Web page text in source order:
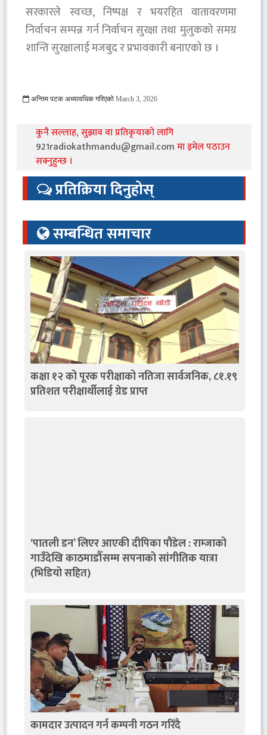
सरकारले स्वच्छ, निष्पक्ष र भयरहित वातावरणमा
निर्वाचन सम्पन्न गर्न निर्वाचन सुरक्षा तथा मुलुकको समग्र
शान्ति सुरक्षालाई मजबुद र प्रभावकारी बनाएको छ ।
अन्तिम पटक अध्यावधिक गरिएको March 3, 2026
कुनै सल्लाह, सुझाव वा प्रतिकृयाको लागि
921radiokathmandu@gmail.comमा इमेल पठाउन
सक्नुहुन्छ ।
प्रतिक्रिया दिनुहोस्
सम्बन्धित समाचार
कक्षा १२ को पूरक परीक्षाको नतिजा सार्वजनिक, ८१.१९
प्रतिशत परीक्षार्थीलाई ग्रेड प्राप्त
‘पातली डन’ लिएर आएकी दीपिका पौडेल : राम्जाको
गाउँदेखि काठमाडौँसम्म सपनाको सांगीतिक यात्रा
(भिडियो सहित)
कामदार उत्पादन गर्न कम्पनी गठन गरिँदै